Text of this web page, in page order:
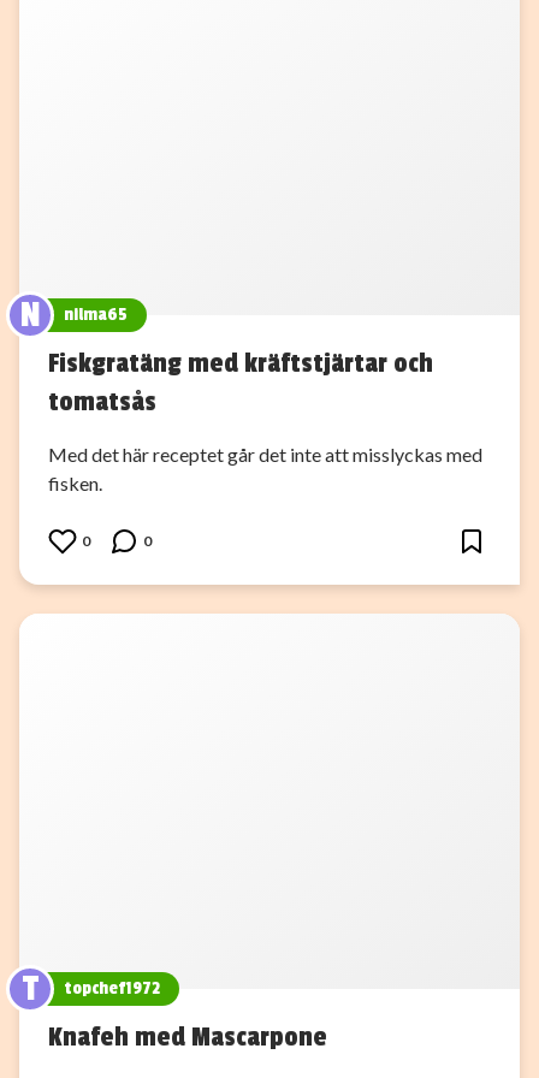
N nilma65
Fiskgratäng med kräftstjärtar och
tomatsås
Med det här receptet går det inte att misslyckas med
fisken.
0 0
T topchef1972
Knafeh med Mascarpone